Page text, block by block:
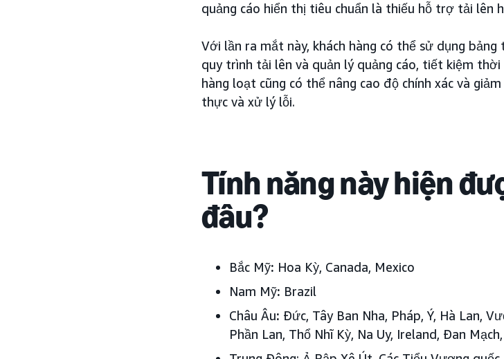
quảng cáo hiển thị tiêu chuẩn là thiếu hỗ trợ tải lên
Với lần ra mắt này, khách hàng có thể sử dụng
quy trình tải lên và quản lý quảng cáo, tiết kiệm thời
hàng loạt cũng có thể nâng cao độ chính xác và
thực và xử lý lỗi.
Tính năng này hiện
đâu?
Bắc Mỹ: Hoa Kỳ, Canada, Mexico
Nam Mỹ: Brazil
Châu Âu: Đức, Tây Ban Nha, Pháp, Ý, Hà Lan,
Phần Lan, Thổ Nhĩ Kỳ, Na Uy, Ireland, Đan